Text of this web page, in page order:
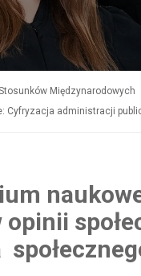
Międzynarodowych
Cyfryzacja administracji
opinii